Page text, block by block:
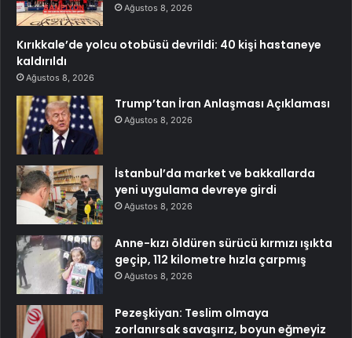
Ağustos 8, 2026
Kırıkkale’de yolcu otobüsü devrildi: 40 kişi hastaneye
kaldırıldı
Ağustos 8, 2026
Trump’tan İran Anlaşması Açıklaması
Ağustos 8, 2026
İstanbul’da market ve bakkallarda
yeni uygulama devreye girdi
Ağustos 8, 2026
Anne-kızı öldüren sürücü kırmızı ışıkta
geçip, 112 kilometre hızla çarpmış
Ağustos 8, 2026
Pezeşkiyan: Teslim olmaya
zorlanırsak savaşırız, boyun eğmeyiz